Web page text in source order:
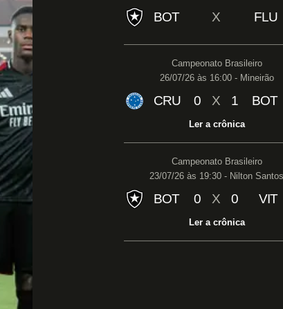
BOT X FLU
Campeonato Brasileiro
26/07/26 às 16:00 - Mineirão
CRU 0 X 1 BOT
Ler a crônica
Campeonato Brasileiro
23/07/26 às 19:30 - Nilton Santos
BOT 0 X 0 VIT
Ler a crônica